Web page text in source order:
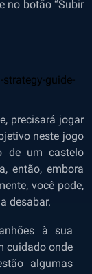
no botão “Subir
precisará jogar
neste jogo
de um castelo
então, embora
você pode,
desabar.
à sua
cuidado onde
algumas